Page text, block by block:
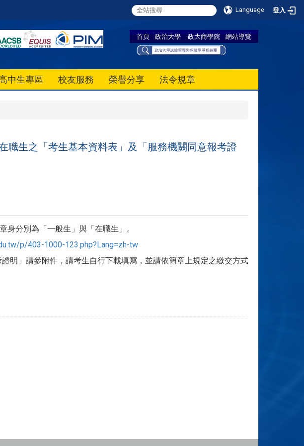
Language 登入
首頁 政治大學 政大商學院 網站導覽
中生專區 校友服務 榮譽分享 法令規章
職生之「考生基本資料表」及「服務機關同意報考證
身分別為「一般生」與「在職生」。
p/403-1000-123.php?Lang=zh-tw
明」請參附件，請考生自行下載填寫，並請依簡章上規定之繳交方式